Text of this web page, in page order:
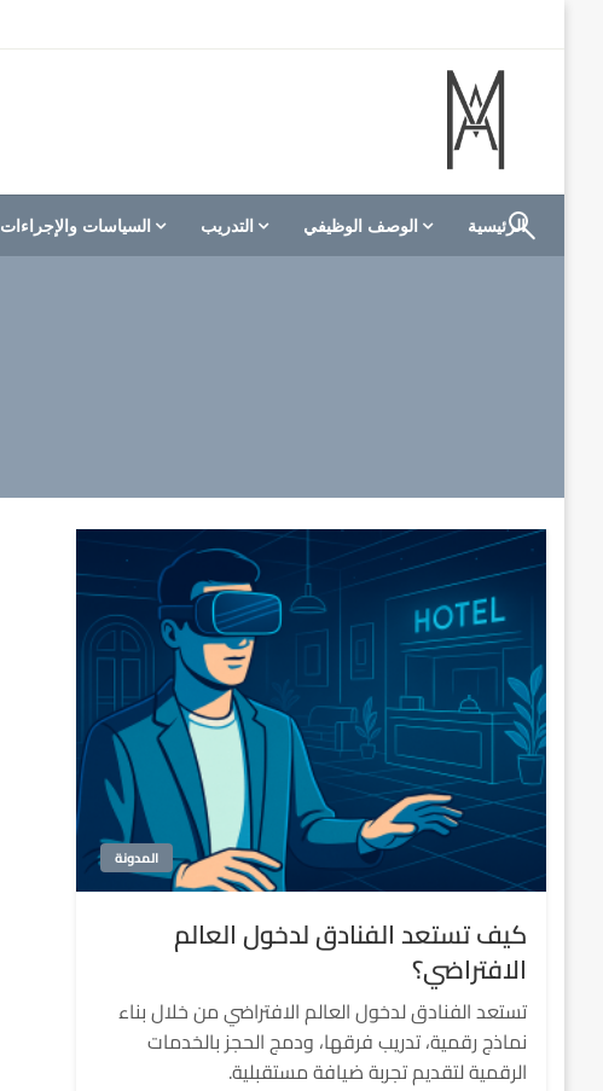
M A hotels | إم ايه هوتيلز
الموقع الأول للعاملين في الفنادق في العالم العربي
الرئيسية الوصف الوظيفي التدريب السياسات والإجراءات
المدونة
كيف تستعد الفنادق لدخول العالم
الافتراضي؟
تستعد الفنادق لدخول العالم الافتراضي من خلال بناء
نماذج رقمية، تدريب فرقها، ودمج الحجز بالخدمات
الرقمية لتقديم تجربة ضيافة مستقبلية.